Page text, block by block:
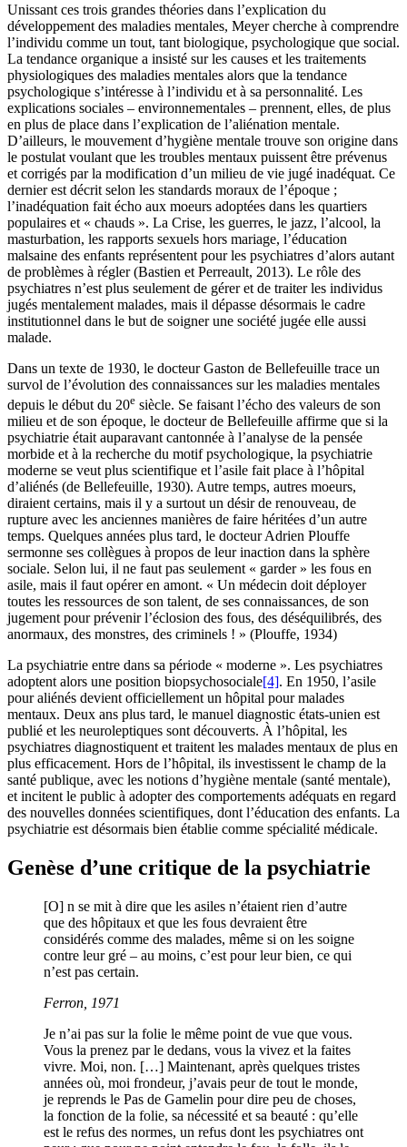
Unissant ces trois grandes théories dans l’explication du
développement des maladies mentales, Meyer cherche à comprendre
l’individu comme un tout, tant biologique, psychologique que social.
La tendance organique a insisté sur les causes et les traitements
physiologiques des maladies mentales alors que la tendance
psychologique s’intéresse à l’individu et à sa personnalité. Les
explications sociales – environnementales – prennent, elles, de plus
en plus de place dans l’explication de l’aliénation mentale.
D’ailleurs, le mouvement d’hygiène mentale trouve son origine dans
le postulat voulant que les troubles mentaux puissent être prévenus
et corrigés par la modification d’un milieu de vie jugé inadéquat. Ce
dernier est décrit selon les standards moraux de l’époque ;
l’inadéquation fait écho aux moeurs adoptées dans les quartiers
populaires et « chauds ». La Crise, les guerres, le jazz, l’alcool, la
masturbation, les rapports sexuels hors mariage, l’éducation
malsaine des enfants représentent pour les psychiatres d’alors autant
de problèmes à régler (Bastien et Perreault, 2013). Le rôle des
psychiatres n’est plus seulement de gérer et de traiter les individus
jugés mentalement malades, mais il dépasse désormais le cadre
institutionnel dans le but de soigner une société jugée elle aussi
malade.
Dans un texte de 1930, le docteur Gaston de Bellefeuille trace un
survol de l’évolution des connaissances sur les maladies mentales
depuis le début du 20e siècle. Se faisant l’écho des valeurs de son
milieu et de son époque, le docteur de Bellefeuille affirme que si la
psychiatrie était auparavant cantonnée à l’analyse de la pensée
morbide et à la recherche du motif psychologique, la psychiatrie
moderne se veut plus scientifique et l’asile fait place à l’hôpital
d’aliénés (de Bellefeuille, 1930). Autre temps, autres moeurs,
diraient certains, mais il y a surtout un désir de renouveau, de
rupture avec les anciennes manières de faire héritées d’un autre
temps. Quelques années plus tard, le docteur Adrien Plouffe
sermonne ses collègues à propos de leur inaction dans la sphère
sociale. Selon lui, il ne faut pas seulement « garder » les fous en
asile, mais il faut opérer en amont. « Un médecin doit déployer
toutes les ressources de son talent, de ses connaissances, de son
jugement pour prévenir l’éclosion des fous, des déséquilibrés, des
anormaux, des monstres, des criminels ! » (Plouffe, 1934)
La psychiatrie entre dans sa période « moderne ». Les psychiatres
adoptent alors une position biopsychosociale[4]. En 1950, l’asile
pour aliénés devient officiellement un hôpital pour malades
mentaux. Deux ans plus tard, le manuel diagnostic états-unien est
publié et les neuroleptiques sont découverts. À l’hôpital, les
psychiatres diagnostiquent et traitent les malades mentaux de plus en
plus efficacement. Hors de l’hôpital, ils investissent le champ de la
santé publique, avec les notions d’hygiène mentale (santé mentale),
et incitent le public à adopter des comportements adéquats en regard
des nouvelles données scientifiques, dont l’éducation des enfants. La
psychiatrie est désormais bien établie comme spécialité médicale.
Genèse d’une critique de la psychiatrie
[O] n se mit à dire que les asiles n’étaient rien d’autre
que des hôpitaux et que les fous devraient être
considérés comme des malades, même si on les soigne
contre leur gré – au moins, c’est pour leur bien, ce qui
n’est pas certain.
Ferron, 1971
Je n’ai pas sur la folie le même point de vue que vous.
Vous la prenez par le dedans, vous la vivez et la faites
vivre. Moi, non. […] Maintenant, après quelques tristes
années où, moi frondeur, j’avais peur de tout le monde,
je reprends le Pas de Gamelin pour dire peu de choses,
la fonction de la folie, sa nécessité et sa beauté : qu’elle
est le refus des normes, un refus dont les psychiatres ont